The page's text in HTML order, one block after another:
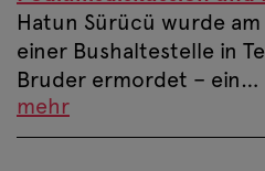
Hatun Sürücü wurde
einer Bushaltestelle in
Bruder ermordet – ein…
mehr